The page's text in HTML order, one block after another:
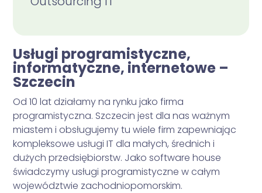
Usługi programistyczne,
informatyczne, internetowe –
Szczecin
Od 10 lat działamy na rynku jako firma
programistyczna. Szczecin jest dla nas ważnym
miastem i obsługujemy tu wiele firm zapewniając
kompleksowe usługi IT dla małych, średnich i
dużych przedsiębiorstw. Jako software house
świadczymy usługi programistyczne w całym
województwie zachodniopomorskim.